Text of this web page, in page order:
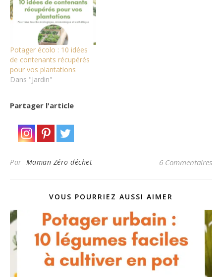
Potager écolo : 10 idées
de contenants récupérés
pour vos plantations
Dans "Jardin"
Partager l'article
Par Maman Zéro déchet 6 Commentaires
VOUS POURRIEZ AUSSI AIMER